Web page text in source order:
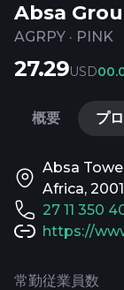
Absa
AGRPY · PINK
27.29USD0
概要 プ
Absa
Africa, 2001
27 11 350
https://
常勤従業員数